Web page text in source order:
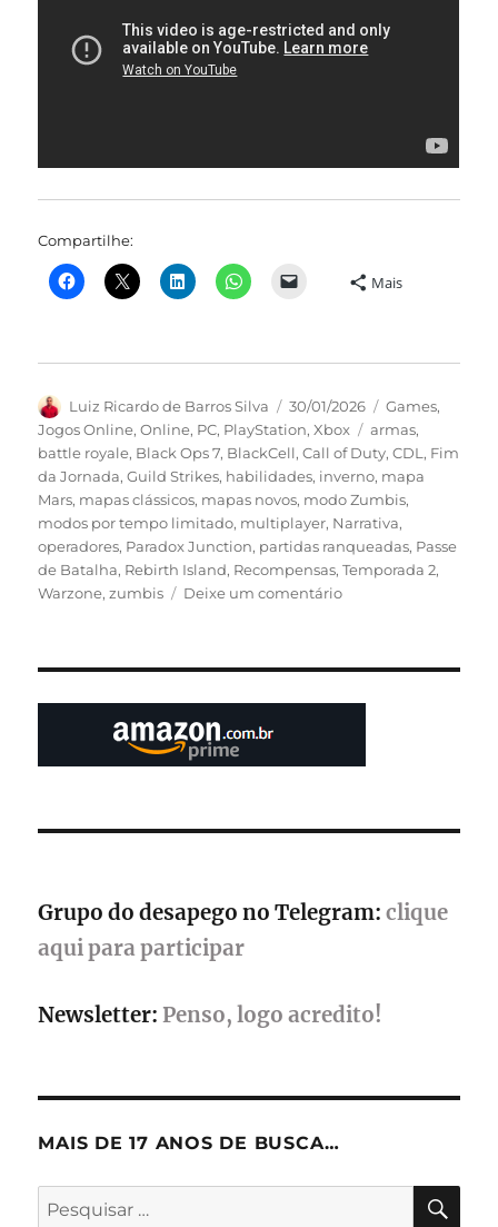
Compartilhe:
Mais
Autor
Luiz Ricardo de Barros Silva
Publicado
em
30/01/2026 Categorias
Games,
Jogos Online,Online, PC, PlayStation,Xbox Tags
armas,
battle royale, Black Ops 7, BlackCell,Call of Duty,CDL, Fim
da Jornada,Guild Strikes, habilidades, inverno, mapa
Mars, mapas clássicos, mapas novos, modo Zumbis,
modos por tempo limitado, multiplayer, Narrativa,
operadores, Paradox Junction, partidas ranqueadas, Passe
de Batalha, Rebirth Island, Recompensas,Temporada 2,
Warzone,zumbis Deixe um comentárioem
of
e
fevereiro
modos
Grupo do desapego no Telegram: clique
aqui para participar
Newsletter: Penso, logo acredito!
MAIS DE 17 ANOS DE BUSCA…
Pesquisar